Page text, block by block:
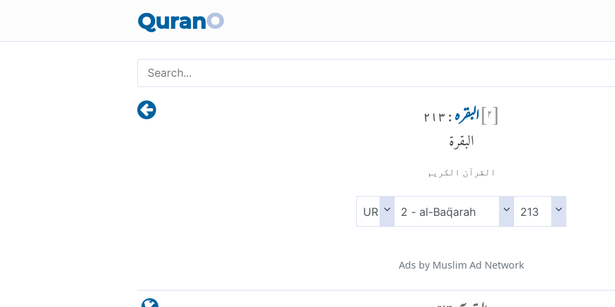
QuranO
[۲]البقرہ : ۲۱۳
البقرة
القرآن الكريم
Ads by Muslim Ad Network